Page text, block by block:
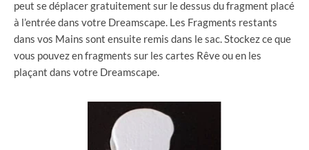
peut se déplacer gratuitement sur le dessus du fragment placé
à l’entrée dans votre Dreamscape. Les Fragments restants
dans vos Mains sont ensuite remis dans le sac. Stockez ce que
vous pouvez en fragments sur les cartes Rêve ou en les
plaçant dans votre Dreamscape.